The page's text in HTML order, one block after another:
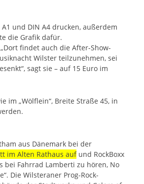
und DIN A4 drucken, außerdem
die Grafik dafür.
findet auch die After-Show-
Wilster teilzunehmen, sei
sagt sie – auf 15 Euro im
im „Wölflein“, Breite Straße 45, in
aus Dänemark bei der
im Alten Rathaus aufund RockBoxx
bei Fahrrad Lamberti zu hören, No
Die Wilsteraner Prog-Rock-